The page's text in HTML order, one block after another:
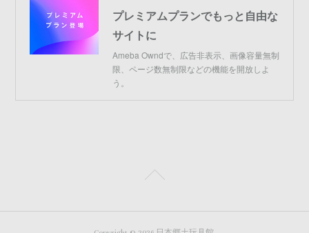
プレミアムプランでもっと自由な
サイトに
Ameba Owndで、広告非表示、画像容量無制
限、ページ数無制限などの機能を開放しよ
う。